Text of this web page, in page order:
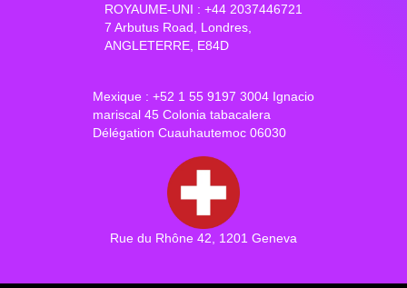
ROYAUME-UNI : +44 2037446721
7 Arbutus Road, Londres,
ANGLETERRE, E84D
Mexique : +52 1 55 9197 3004 Ignacio
mariscal 45 Colonia tabacalera
Délégation Cuauhautemoc 06030
Rue du Rhône 42, 1201 Geneva